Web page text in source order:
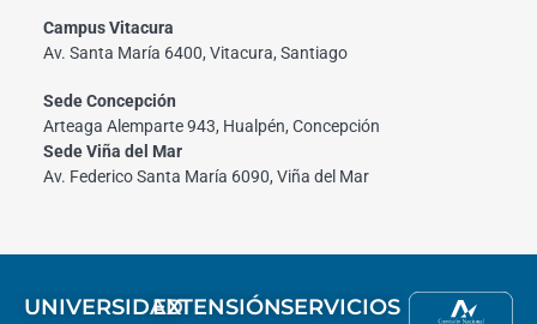
Campus Vitacura
Av. Santa María 6400, Vitacura, Santiago
Sede Concepción
Arteaga Alemparte 943, Hualpén, Concepción
Sede Viña del Mar
Av. Federico Santa María 6090, Viña del Mar
UNIVERSIDADEXTENSIÓNSERVICIOS